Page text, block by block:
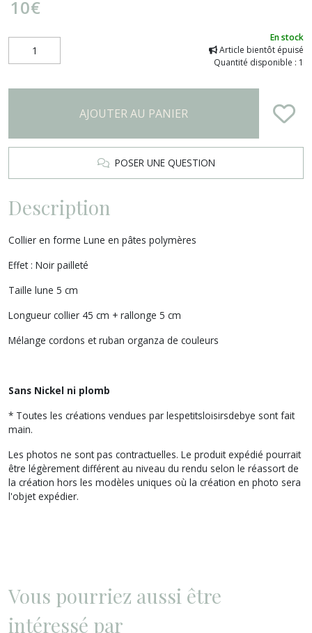
10€
En stock
Article bientôt épuisé
Quantité disponible : 1
AJOUTER AU PANIER
POSER UNE QUESTION
Description
Collier en forme Lune en pâtes polymères
Effet : Noir pailleté
Taille lune 5 cm
Longueur collier 45 cm + rallonge 5 cm
Mélange cordons et ruban organza de couleurs
Sans Nickel ni plomb
* Toutes les créations vendues par lespetitsloisirsdebye sont fait
main.
Les photos ne sont pas contractuelles. Le produit expédié pourrait
être légèrement différent au niveau du rendu selon le réassort de
la création hors les modèles uniques où la création en photo sera
l'objet expédier.
Vous pourriez aussi être
intéressé par